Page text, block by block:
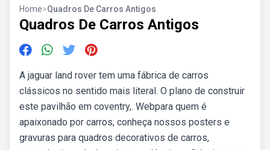
Home>Quadros De Carros Antigos
Quadros De Carros Antigos
A jaguar land rover tem uma fábrica de carros
clássicos no sentido mais literal. O plano de construir
este pavilhão em coventry,. Webpara quem é
apaixonado por carros, conheça nossos posters e
gravuras para quadros decorativos de carros,